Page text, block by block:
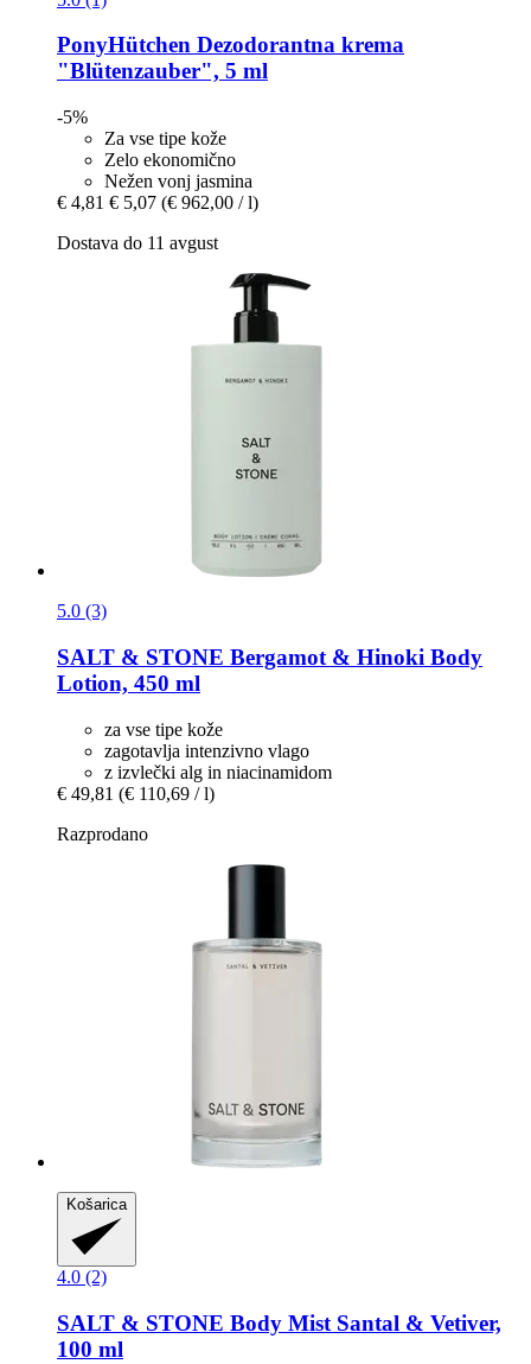
PonyHütchen Dezodorantna krema
"Blütenzauber", 5 ml
-5%
Za vse tipe kože
Zelo ekonomično
Nežen vonj jasmina
€ 4,81 € 5,07 (€ 962,00 / l)
Dostava do 11 avgust
5.0 (3)
SALT & STONE Bergamot & Hinoki Body
Lotion, 450 ml
za vse tipe kože
zagotavlja intenzivno vlago
z izvlečki alg in niacinamidom
€ 49,81 (€ 110,69 / l)
Razprodano
Košarica
4.0 (2)
SALT & STONE Body Mist Santal & Vetiver,
100 ml